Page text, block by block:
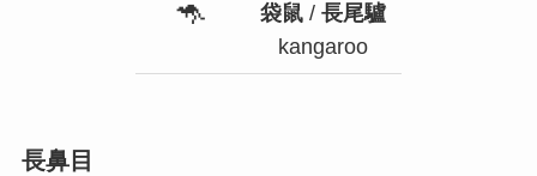
🦘
袋鼠/ 長尾驢
kangaroo
長鼻目